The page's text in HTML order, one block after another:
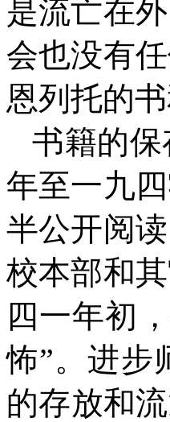
是流亡在
会也没有
恩列托的
书籍的
年至一九
半公开阅
校本部和
四一年初
怖”。进步
的存放和